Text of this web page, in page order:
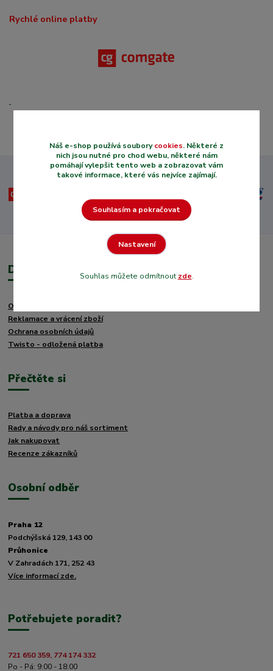
Rychlé online platby
Důležité informace
Obchodní podmínky
Reklamace a vrácení zboží
Ochrana osobních údajů
Twisto - odložená platba
Přečtěte si
Platba a doprava
Rady a návody pro náš sortiment
Jak nakupovat
Recenze zákazníků
Osobní odběr
Praha 12
Podchýšská 129, 143 00
Průhonice
V Zahradách 171, 252 43
Více informací zde.
Potřebujete poradit?
721 650 359, 774 174 332
Po - Pá: 9:00 - 18:00
Náš e-shop používá souborycookies. Některé z
nich jsou nutné pro chod webu, některé nám
pomáhají vylepšit tento web a zobrazovat vám
takové informace, které vás nejvíce zajímají.
Nastavení
Souhlasím a pokračovat
Souhlas můžete odmítnout zde.